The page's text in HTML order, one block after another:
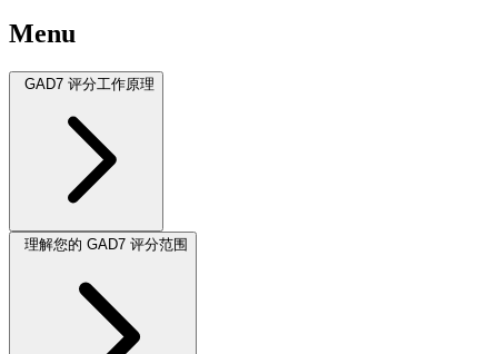
Menu
GAD7 评分工作原理
理解您的 GAD7 评分范围